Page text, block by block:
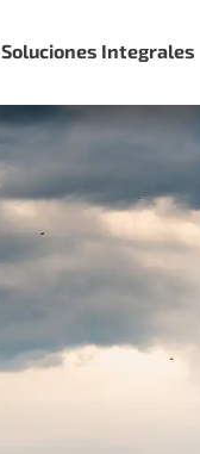
Soluciones Integrales